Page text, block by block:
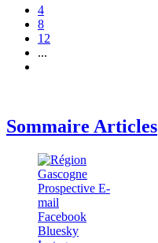
4
8
12
...
Sommaire Articles